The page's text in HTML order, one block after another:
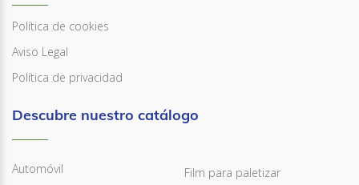
Política de cookies
Aviso Legal
Política de privacidad
Descubre nuestro catálogo
Automóvil
Film para paletizar